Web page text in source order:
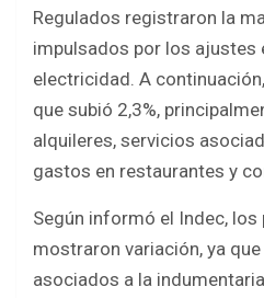
Regulados registraron la
impulsados por los ajustes
electricidad. A
que subió 2,3%,
alquileres, servicios
gastos en restaurantes y
Según informó el Indec,
mostraron variación, ya
asociados a la